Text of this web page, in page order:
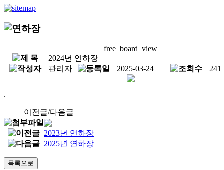
free_board_view
2024년 연하장
관리자
2025-03-24 241
.
이전글/다음글
2023년 연하장
2025년 연하장